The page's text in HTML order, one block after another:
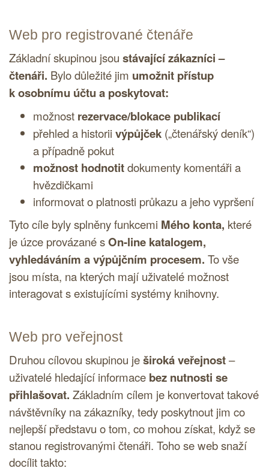
Web pro registrované čtenáře
Základní skupinou jsou stávající zákazníci –
čtenáři. Bylo důležité jim umožnit přístup
k osobnímu účtu a poskytovat:
možnost rezervace/blokace publikací
přehled a historii výpůjček („čtenářský deník“)
a případně pokut
možnost hodnotitdokumenty komentáři a
hvězdičkami
informovat o platnosti průkazu a jeho vypršení
Tyto cíle byly splněny funkcemi Mého konta, které
je úzce provázané sOn-line katalogem,
vyhledáváním a výpůjčním procesem. To vše
jsou místa, na kterých mají uživatelé možnost
interagovat s existujícími systémy knihovny.
Web pro veřejnost
Druhou cílovou skupinou ješiroká veřejnost–
uživatelé hledající informace bez nutnosti se
přihlašovat. Základním cílem je konvertovat takové
návštěvníky na zákazníky, tedy poskytnout jim co
nejlepší představu o tom, co mohou získat, když se
stanou registrovanými čtenáři. Toho se web snaží
docílit takto: